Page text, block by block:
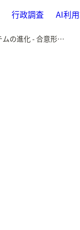
行政調査 AI利
2025-09-12 Stanford CS329H: Polusと集団応答システムの進化 - 合意形成の新たなアプローチ